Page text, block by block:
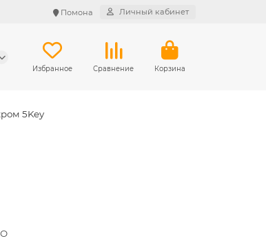
Помона Личный кабинет
Избранное Сравнение Корзина
5Key